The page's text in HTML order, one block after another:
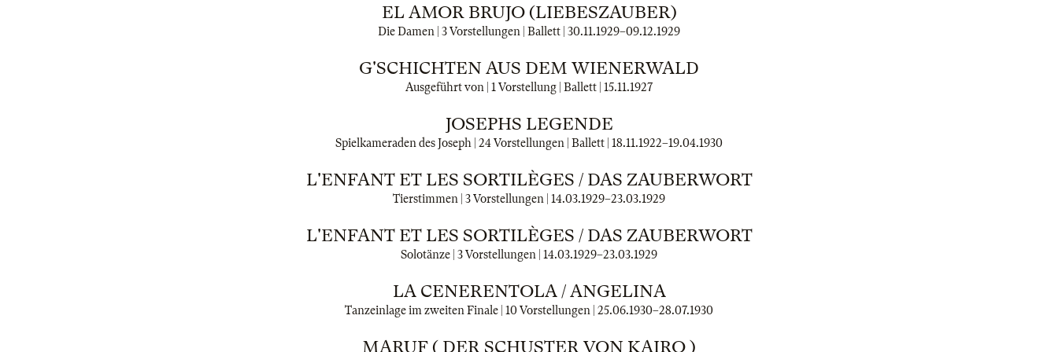
EL AMOR BRUJO (LIEBESZAUBER)
Die Damen | 3 Vorstellungen | Ballett | 30.11.1929–09.12.1929
G'SCHICHTEN AUS DEM WIENERWALD
Ausgeführt von | 1 Vorstellung | Ballett | 15.11.1927
JOSEPHS LEGENDE
Spielkameraden des Joseph | 24 Vorstellungen | Ballett | 18.11.1922–19.04.1930
L'ENFANT ET LES SORTILÈGES / DAS ZAUBERWORT
Tierstimmen | 3 Vorstellungen | 14.03.1929–23.03.1929
L'ENFANT ET LES SORTILÈGES / DAS ZAUBERWORT
Solotänze | 3 Vorstellungen | 14.03.1929–23.03.1929
LA CENERENTOLA / ANGELINA
Tanzeinlage im zweiten Finale | 10 Vorstellungen | 25.06.1930–28.07.1930
MARUF ( DER SCHUSTER VON KAIRO )